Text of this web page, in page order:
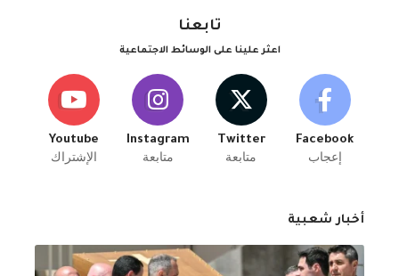
تابعنا
اعثر علينا على الوسائط الاجتماعية
Facebook
إعجاب
Twitter
متابعة
Instagram
متابعة
Youtube
الإشتراك
أخبار شعبية